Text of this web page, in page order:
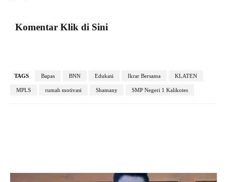
Komentar Klik di Sini
TAGS Bapas BNN Edukasi Ikrar Bersama KLATEN
MPLS rumah motivasi Shamany SMP Negeri 1 Kalikotes